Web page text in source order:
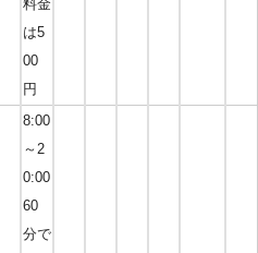
料金
は5
00
円
8:00
～2
0:00
60
分で